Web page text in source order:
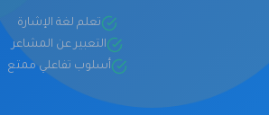
تعلم لغة الإشارة
التعبير عن المشاعر
أسلوب تفاعلي ممتع